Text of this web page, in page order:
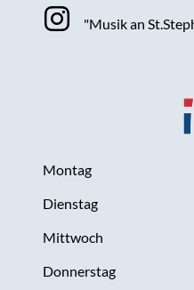
"Musik an
Montag
Dienstag
Mittwoch
Donnerstag